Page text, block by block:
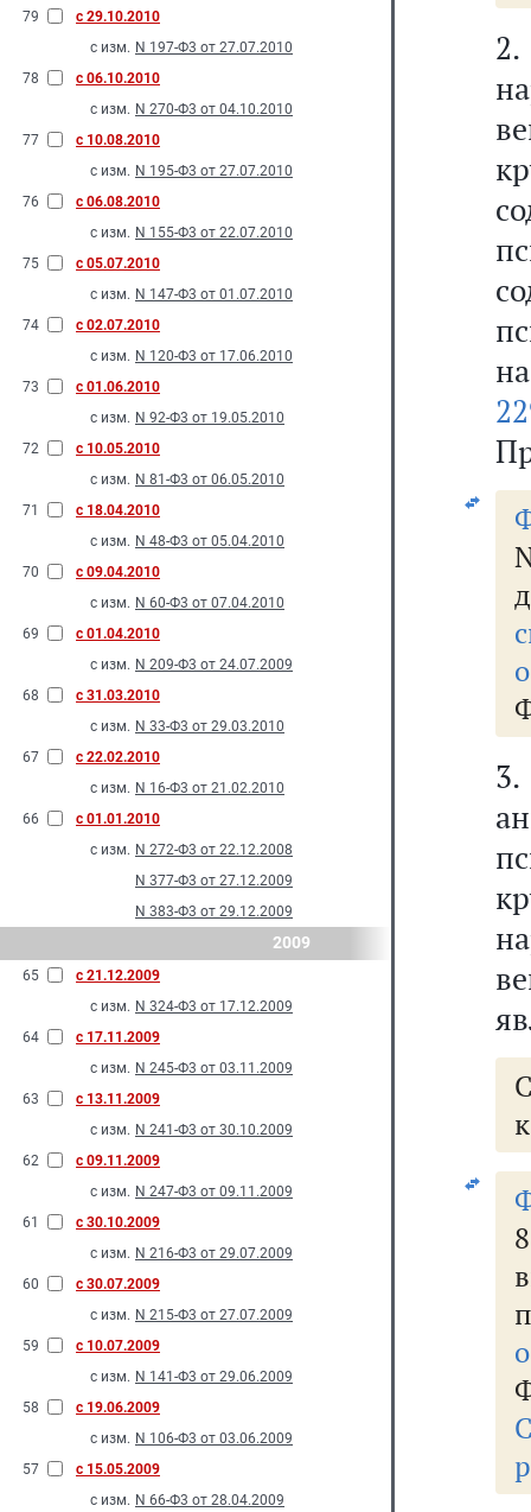
79
с 29.10.2010
с изм. N 197-Ф3 от 27.07.2010
78
с 06.10.2010
с изм. N 270-Ф3 от 04.10.2010
77
с 10.08.2010
с изм. N 195-Ф3 от 27.07.2010
76
с 06.08.2010
с изм. N 155-Ф3 от 22.07.2010
75
с 05.07.2010
с изм. N 147-Ф3 от 01.07.2010
74
с 02.07.2010
с изм. N 120-Ф3 от 17.06.2010
73
с 01.06.2010
с изм. N 92-Ф3 от 19.05.2010
72
с 10.05.2010
с изм. N 81-Ф3 от 06.05.2010
71
с 18.04.2010
с изм. N 48-Ф3 от 05.04.2010
70
с 09.04.2010
с изм. N 60-Ф3 от 07.04.2010
69
с 01.04.2010
с изм. N 209-Ф3 от 24.07.2009
68
с 31.03.2010
с изм. N 33-Ф3 от 29.03.2010
67
с 22.02.2010
с изм. N 16-Ф3 от 21.02.2010
66
с 01.01.2010
с изм. N 272-Ф3 от 22.12.2008
N 377-Ф3 от 27.12.2009
N 383-Ф3 от 29.12.2009
2009
65
с 21.12.2009
с изм. N 324-Ф3 от 17.12.2009
64
с 17.11.2009
с изм. N 245-Ф3 от 03.11.2009
63
с 13.11.2009
с изм. N 241-Ф3 от 30.10.2009
62
с 09.11.2009
с изм. N 247-Ф3 от 09.11.2009
61
с 30.10.2009
с изм. N 216-Ф3 от 29.07.2009
60
с 30.07.2009
с изм. N 215-Ф3 от 27.07.2009
59
с 10.07.2009
с изм. N 141-Ф3 от 29.06.2009
58
с 19.06.2009
с изм. N 106-Ф3 от 03.06.2009
57
с 15.05.2009
с изм. N 66-Ф3 от 28.04.2009